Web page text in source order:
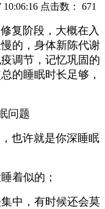
10:06:16 点击数： 671
复阶段，大概在入
的，身体新陈代谢
调节，记忆巩固的
的睡眠时长足够，
也许就是你深睡眠
着似的；
中，有时候还会莫